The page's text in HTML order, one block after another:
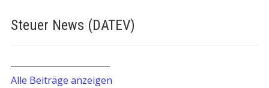
Steuer News (DATEV)
───────────────
Alle Beiträge anzeigen